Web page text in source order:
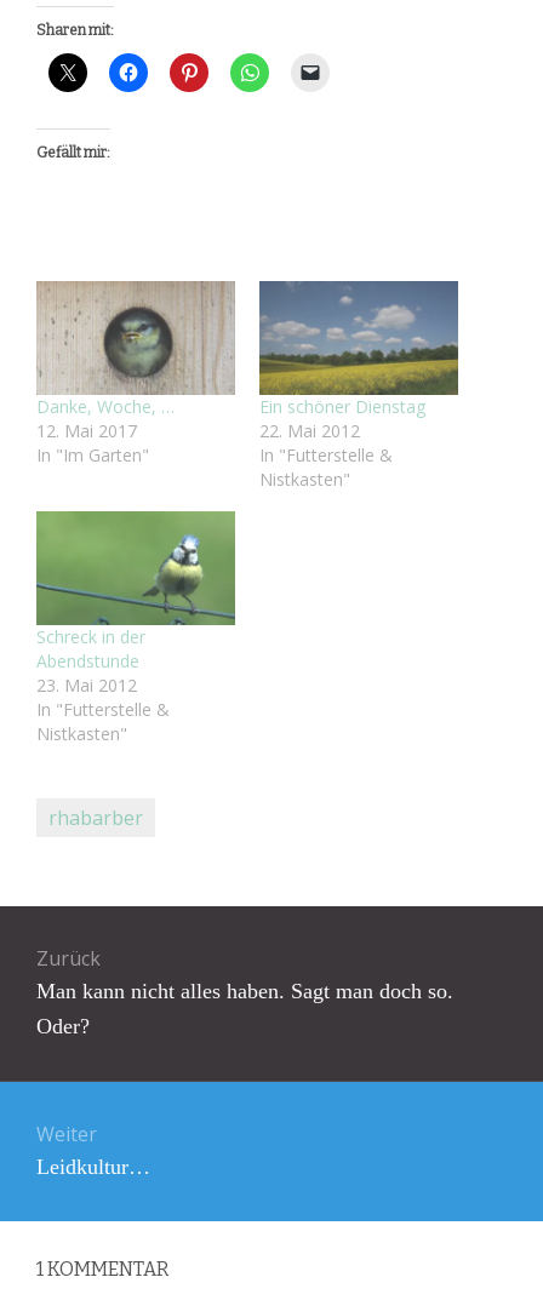
Sharen mit:
Gefällt mir:
Danke, Woche, …
12. Mai 2017
In "Im Garten"
Ein schöner Dienstag
22. Mai 2012
In "Futterstelle &
Nistkasten"
Schreck in der
Abendstunde
23. Mai 2012
In "Futterstelle &
Nistkasten"
rhabarber
Zurück
Vorheriger
Beitrag:
Man kann nicht alles haben. Sagt man doch so.
Oder?
Weiter
Nächster
Leidkultur…
1 KOMMENTAR